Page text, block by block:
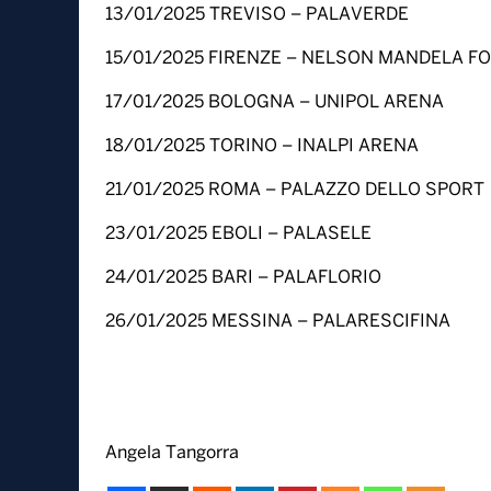
13/01/2025 TREVISO – PALAVERDE
15/01/2025 FIRENZE – NELSON MANDELA
17/01/2025 BOLOGNA – UNIPOL ARENA
18/01/2025 TORINO – INALPI ARENA
21/01/2025 ROMA – PALAZZO DELLO SPORT
23/01/2025 EBOLI – PALASELE
24/01/2025 BARI – PALAFLORIO
26/01/2025 MESSINA – PALARESCIFINA
Angela Tangorra